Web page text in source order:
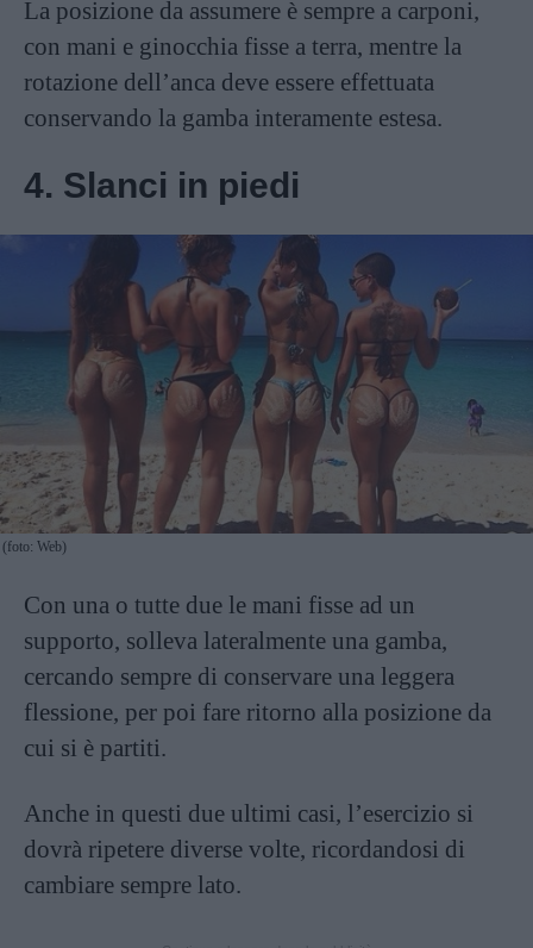
La posizione da assumere è sempre a carponi,
con mani e ginocchia fisse a terra, mentre la
rotazione dell’anca deve essere effettuata
conservando la gamba interamente estesa.
4. Slanci in piedi
(foto: Web)
Con una o tutte due le mani fisse ad un
supporto, solleva lateralmente una gamba,
cercando sempre di conservare una leggera
flessione, per poi fare ritorno alla posizione da
cui si è partiti.
Anche in questi due ultimi casi, l’esercizio si
dovrà ripetere diverse volte, ricordandosi di
cambiare sempre lato.